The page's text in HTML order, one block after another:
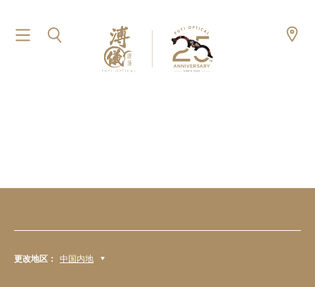
更改地区： 中国内地